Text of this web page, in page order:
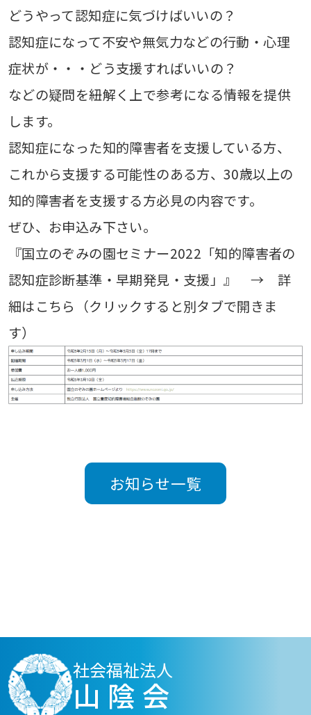
どうやって認知症に気づけばいいの？
認知症になって不安や無気力などの行動・心理
症状が・・・どう支援すればいいの？
などの疑問を紐解く上で参考になる情報を提供
します。
認知症になった知的障害者を支援している方、
これから支援する可能性のある方、30歳以上の
知的障害者を支援する方必見の内容です。
ぜひ、お申込み下さい。
『国立のぞみの園セミナー2022「知的障害者の
認知症診断基準・早期発見・支援」』 → 詳
細はこちら
（クリックすると別タブで開きま
す）
お知らせ一覧
社会福祉法人
山陰会